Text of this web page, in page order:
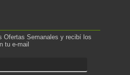
Ofertas Semanales y recibí los
tu e-mail